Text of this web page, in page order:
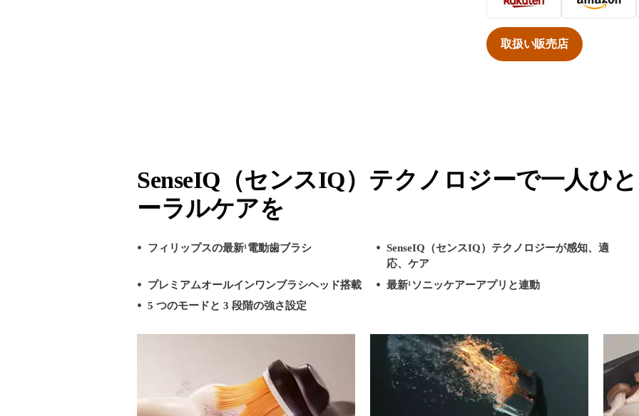
取扱い販売店
SenseIQ（センスIQ）テクノロジーで一人ひ
ーラルケアを
フィリップスの最新¹電動歯ブラシ
SenseIQ（センスIQ）テクノロジーが感知、適
応、ケア
プレミアムオールインワンブラシヘッド搭載
最新¹ソニッケアーアプリと連動
5 つのモードと 3 段階の強さ設定